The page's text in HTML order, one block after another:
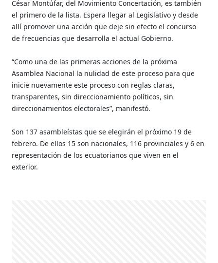
César Montúfar, del Movimiento Concertación, es también
el primero de la lista. Espera llegar al Legislativo y desde
allí promover una acción que deje sin efecto el concurso
de frecuencias que desarrolla el actual Gobierno.
“Como una de las primeras acciones de la próxima
Asamblea Nacional la nulidad de este proceso para que
inicie nuevamente este proceso con reglas claras,
transparentes, sin direccionamiento políticos, sin
direccionamientos electorales”, manifestó.
Son 137 asambleístas que se elegirán el próximo 19 de
febrero. De ellos 15 son nacionales, 116 provinciales y 6 en
representación de los ecuatorianos que viven en el
exterior.